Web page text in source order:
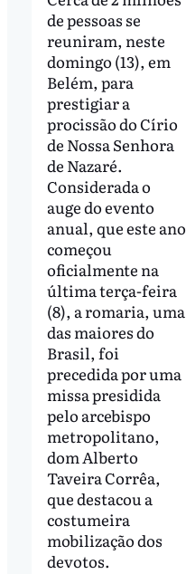
de pessoas se
reuniram, neste
domingo (13), em
Belém, para
prestigiar a
procissão do Círio
de Nossa Senhora
de Nazaré.
Considerada o
auge do evento
anual, que este ano
começou
oficialmente na
última terça-feira
(8), a romaria, uma
das maiores do
Brasil, foi
precedida por uma
missa presidida
pelo arcebispo
metropolitano,
dom Alberto
Taveira Corrêa,
que destacou a
costumeira
mobilização dos
devotos.